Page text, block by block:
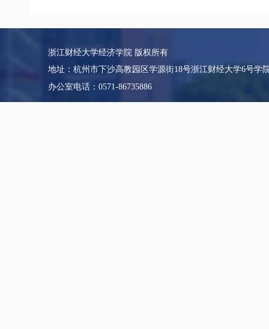
浙江财经大学经济学院 版权所有
地址：杭州市下沙高教园区学源街18号浙江财经大学6号学
办公室电话：0571-86735886